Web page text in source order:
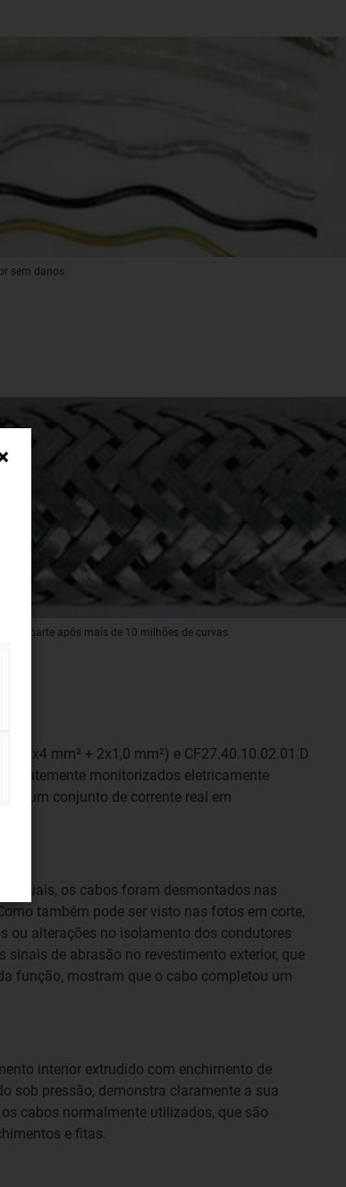
sem danos
se parte após mais de 10 milhões de curvas
(4x4 mm² + 2x1,0 mm²) e CF27.40.10.02.01.D
monitorizados eletricamente
num conjunto de corrente real em
os cabos foram desmontados nas
também pode ser visto nas fotos em corte,
ou alterações no isolamento dos condutores
de abrasão no revestimento exterior, que
função, mostram que o cabo completou um
interior extrudido com enchimento de
sob pressão, demonstra claramente a sua
cabos normalmente utilizados, que são
e fitas.